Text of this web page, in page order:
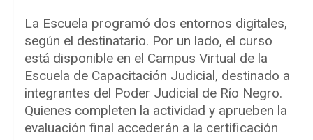
La Escuela programó dos entornos digitales,
según el destinatario. Por un lado, el curso
está disponible en el Campus Virtual de la
Escuela de Capacitación Judicial, destinado a
integrantes del Poder Judicial de Río Negro.
Quienes completen la actividad y aprueben la
evaluación final accederán a la certificación